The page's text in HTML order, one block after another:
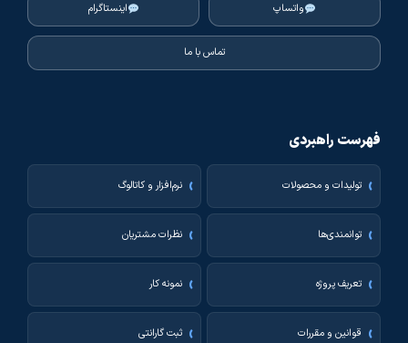
واتساپ اینستاگرام
تماس با ما
فهرست راهبردی
تولیدات و محصولات نرم‌افزار و کاتالوگ
توانمندی‌ها نظرات مشتریان
تعریف پروژه نمونه کار
قوانین و مقررات ثبت گارانتی